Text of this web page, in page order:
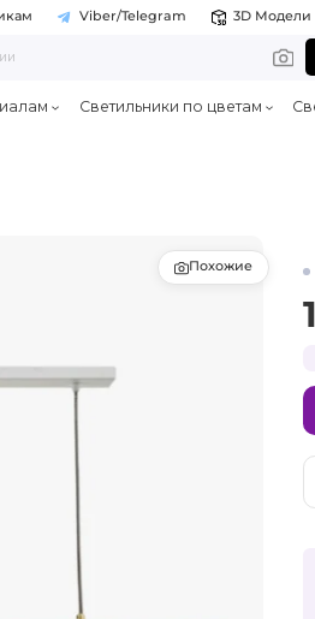
Viber/Telegram 3D Модели
Светильники по цветам
Похожие